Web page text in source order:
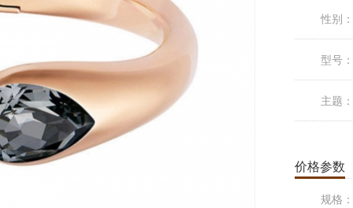
性别：
型号：
主题：
价格参数
规格：